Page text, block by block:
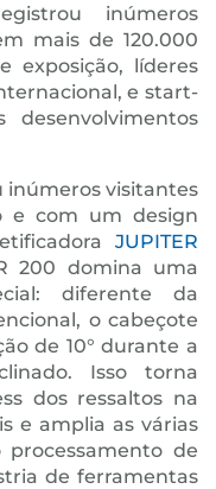
inúmeros
mais de 120.000
exposição, líderes
e start-
inúmeros visitantes
e com um design
JUPITER
200 domina uma
diferente da
o cabeçote
de 10° durante a
Isso torna
dos ressaltos na
e amplia as várias
de
de ferramentas